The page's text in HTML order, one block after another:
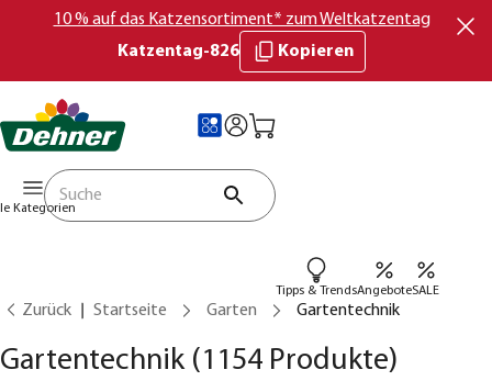
10 % auf das Katzensortiment* zum Weltkatzentag
Katzentag-826
Kopieren
Kategorien
Tipps & TrendsAngeboteSALE
Zurück Startseite Garten Gartentechnik
Gartentechnik(1154 Produkte)